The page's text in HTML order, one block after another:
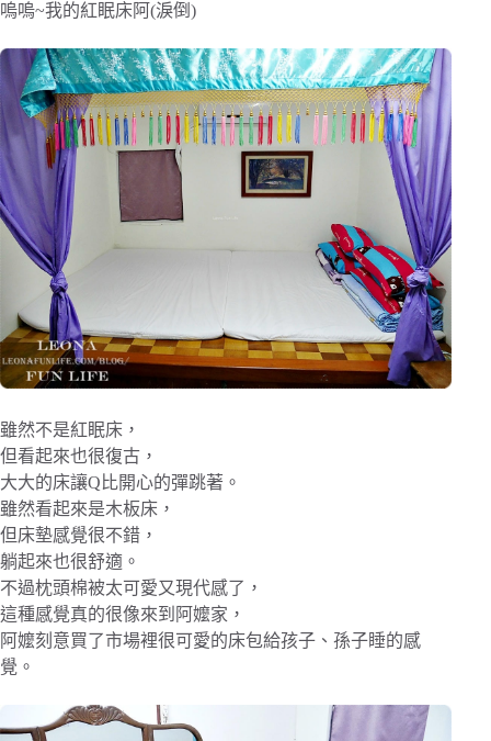
嗚嗚~我的紅眠床阿(淚倒)
雖然不是紅眠床，
但看起來也很復古，
大大的床讓Q比開心的彈跳著。
雖然看起來是木板床，
但床墊感覺很不錯，
躺起來也很舒適。
不過枕頭棉被太可愛又現代感了，
這種感覺真的很像來到阿嬤家，
阿嬤刻意買了市場裡很可愛的床包給孩子、孫子睡的感
覺。